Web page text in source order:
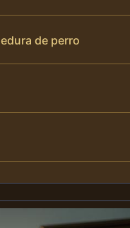
de perro